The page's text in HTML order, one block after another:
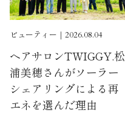
ビューティー｜2026.08.04
ヘアサロンTWIGGY.松
浦美穂さんがソーラー
シェアリングによる再
エネを選んだ理由